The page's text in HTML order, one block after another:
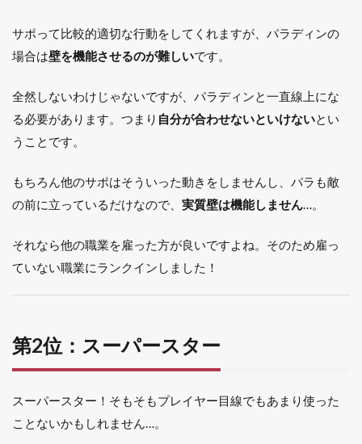
サポって比較的適切な行動をしてくれますが、パラディンの
場合は壁を機能させるのが難しいです。
全然しないわけじゃないですが、パラディンと一直線上にな
る必要があります。つまり 自分が合わせないといけないとい
うことです。
もちろん他のサポはそういった動きをしませんし、パラも敵
の前に立っているだけなので、 実質壁は機能しません…。
それなら他の職業を雇った方が良いですよね。そのため雇っ
ていない職業にランクインしました！
第2位：スーパースター
スーパースター！そもそもプレイヤー目線でもあまり使った
ことないかもしれません…。